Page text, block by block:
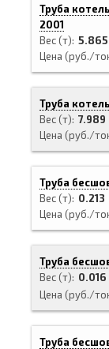
Труба
2001
Вес (т) 5.865
Цена (руб./
Труба
Вес (т) 7.989
Цена (руб./
Труба
Вес (т)
0.213
Цена (руб./
Труба
Вес (т)
0.016
Цена (руб./
Труба